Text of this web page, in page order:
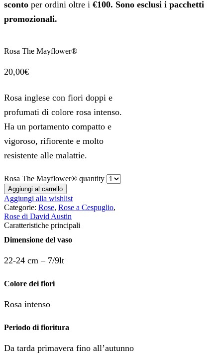
sconto per ordini oltre i €100. Sono esclusi i pacchetti
promozionali.
Rosa The Mayflower®
20,00€
Rosa inglese con fiori doppi e
profumati di colore rosa intenso.
Ha un portamento compatto e
vigoroso, rifiorente e molto
resistente alle malattie.
Rosa The Mayflower® quantity
Aggiungi al carrello
Aggiungi alla wishlist
Categorie: Rose, Rose a Cespuglio,
Rose di David Austin
Caratteristiche principali
Dimensione del vaso
22-24 cm – 7/9lt
Colore dei fiori
Rosa intenso
Periodo di fioritura
Da tarda primavera fino all’autunno